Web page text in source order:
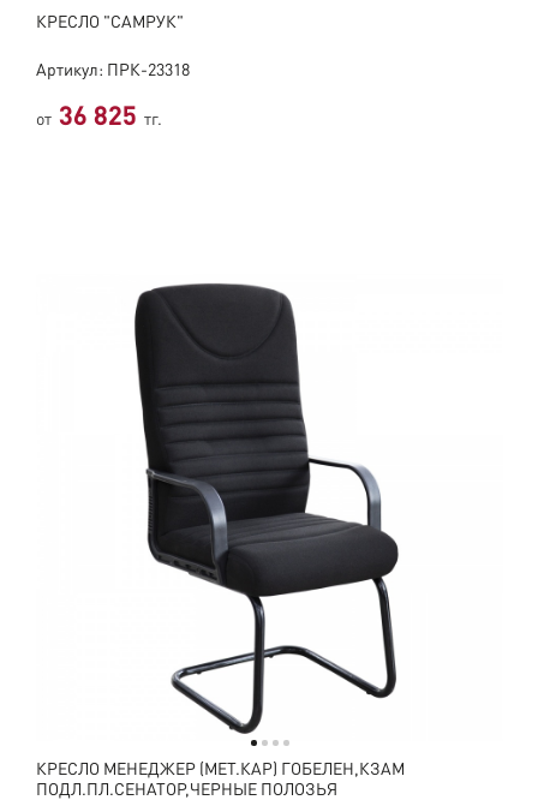
КРЕСЛО "САМРУК"
Артикул: ПРК-23318
от 36 825 тг.
КРЕСЛО МЕНЕДЖЕР (МЕТ.КАР) ГОБЕЛЕН,КЗАМ
ПОДЛ.ПЛ.СЕНАТОР,ЧЕРНЫЕ ПОЛОЗЬЯ